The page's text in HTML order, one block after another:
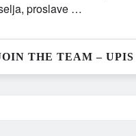
proslave …
THE TEAM – UPIS